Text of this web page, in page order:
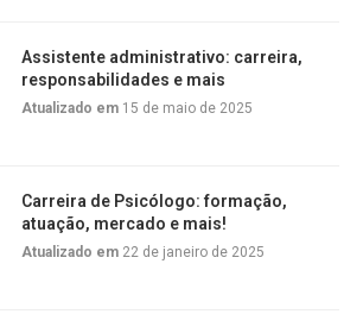
Assistente administrativo: carreira,
responsabilidades e mais
Atualizado em 15 de maio de 2025
Carreira de Psicólogo: formação,
atuação, mercado e mais!
Atualizado em 22 de janeiro de 2025